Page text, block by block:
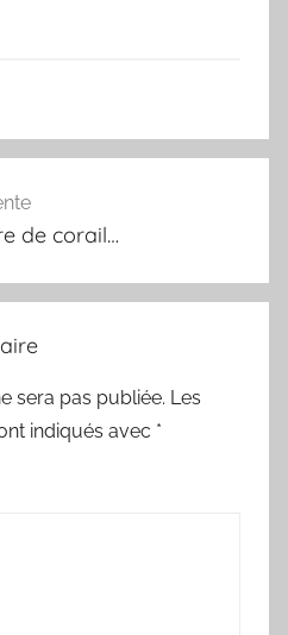
de corail…
sera pas publiée. Les
indiqués avec *